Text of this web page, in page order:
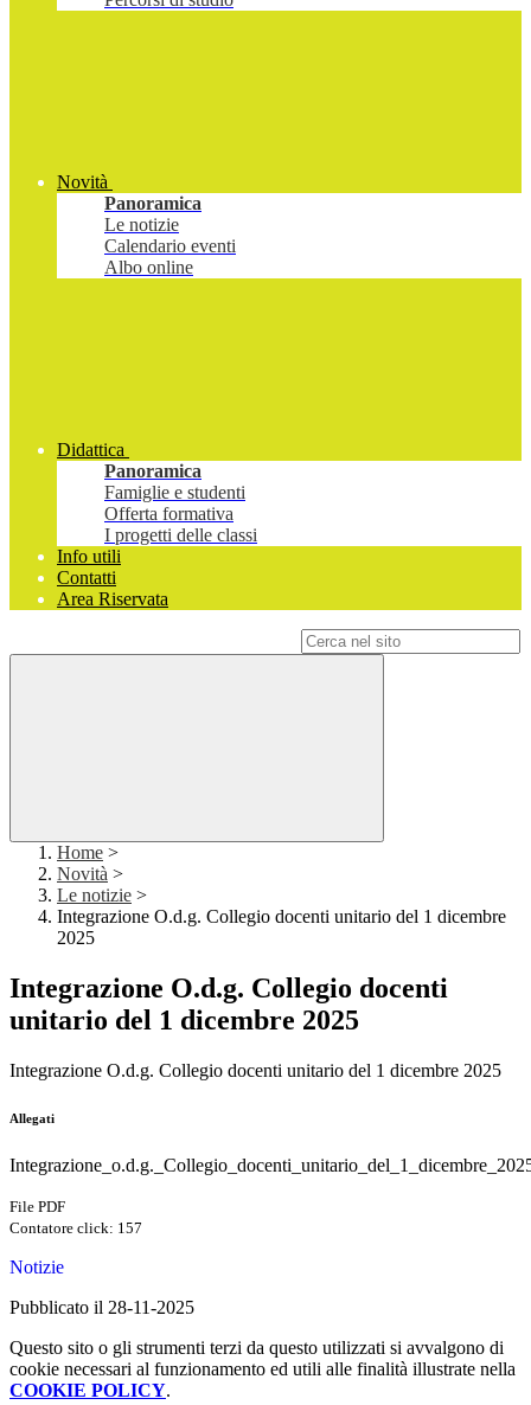
Novità
Panoramica
Le notizie
Calendario eventi
Albo online
Didattica
Panoramica
Famiglie e studenti
Offerta formativa
I progetti delle classi
Info utili
Contatti
Area Riservata
Home >
Novità >
Le notizie >
Integrazione O.d.g. Collegio docenti unitario del 1 dicembre
2025
Integrazione O.d.g. Collegio docenti
unitario del 1 dicembre 2025
Integrazione O.d.g. Collegio docenti unitario del 1 dicembre 2025
Allegati
File PDF
Contatore click: 157
Notizie
Pubblicato il 28-11-2025
Questo sito o gli strumenti terzi da questo utilizzati si avvalgono di
cookie necessari al funzionamento ed utili alle finalità illustrate nella
COOKIE POLICY.